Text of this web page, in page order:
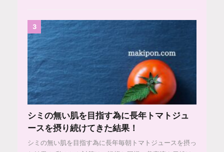
3
シミの無い肌を目指す為に長年トマトジュ
ースを摂り続けてきた結果！
シミの無い肌を目指す為に長年毎朝トマトジュースを摂っ